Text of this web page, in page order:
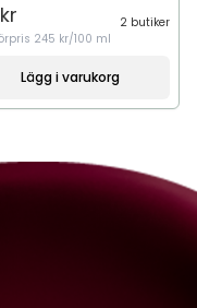
2 butiker
245 kr/100 ml
Lägg i varukorg